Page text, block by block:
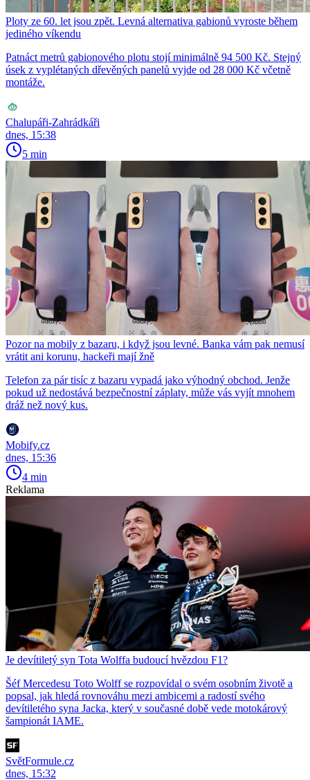
Ploty ze 60. let jsou zpět. Levná alternativa gabionů vyroste během
jediného víkendu
Patnáct metrů gabionového plotu stojí minimálně 94 500 Kč. Stejný
úsek z vyplétaných dřevěných panelů vyjde od 28 000 Kč včetně
montáže.
Chalupáři-Zahrádkáři
dnes, 15:38
5 min
Pozor na mobily z bazaru, i když jsou levné. Banka vám pak nemusí
vrátit ani korunu, hackeři mají žně
Telefon za pár tisíc z bazaru vypadá jako výhodný obchod. Jenže
pokud už nedostává bezpečnostní záplaty, může vás vyjít mnohem
dráž než nový kus.
Mobify.cz
dnes, 15:36
4 min
Reklama
Je devítiletý syn Tota Wolffa budoucí hvězdou F1?
Šéf Mercedesu Toto Wolff se rozpovídal o svém osobním životě a
popsal, jak hledá rovnováhu mezi ambicemi a radostí svého
devítiletého syna Jacka, který v současné době vede motokárový
šampionát IAME.
SvětFormule.cz
dnes, 15:32